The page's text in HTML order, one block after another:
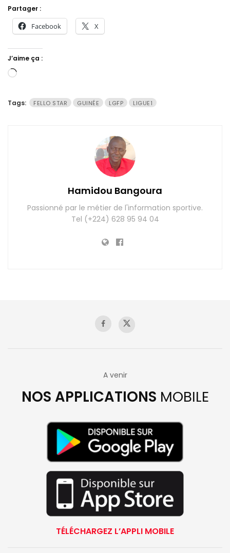
Partager :
Facebook X
J’aime ça :
Chargement…
Tags: FELLO STAR GUINÉE LGFP LIGUE1
Hamidou Bangoura
Passionné par le métier de l'information sportive.
Tel (+224) 628 95 94 04
A venir
NOS APPLICATIONS MOBILE
TÉLÉCHARGEZ L’APPLI MOBILE